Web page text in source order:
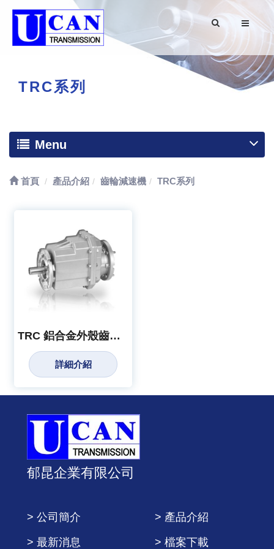
TRC系列
Menu
首頁 產品介紹 齒輪減速機 TRC系列
TRC 鋁合金外殼齒輪減速機
詳細介紹
郁昆企業有限公司
> 公司簡介 > 產品介紹
> 最新消息 > 檔案下載